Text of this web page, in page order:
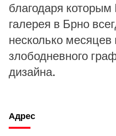
благодаря
галерея в Брно
несколько
злободневного
дизайна.
Адрес